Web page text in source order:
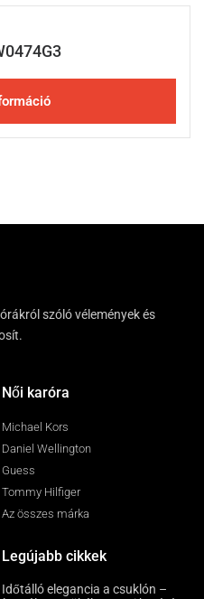
szóló vélemények és
Női karóra
Michael Kors
Daniel Wellington
Guess
Tommy Hilfiger
Az összes márka
Legújabb cikkek
Időtálló elegancia a csuklón –